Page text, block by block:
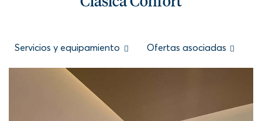
Servicios y equipamiento Ofertas asociadas